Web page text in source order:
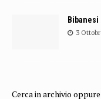
Bibanesi
3
Cerca in archivio